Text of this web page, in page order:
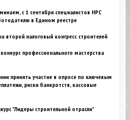
с 1 сентября специалистов НРС
в Едином реестре
второй налоговый конгресс строителей
профессионального мастерства
принять участие в опросе по ключевым
риски банкротств, кассовые
"Лидеры строительной отрасли"